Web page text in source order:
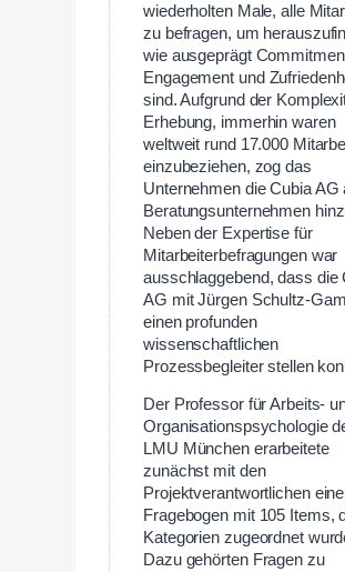
wiederholten Male, alle
zu befragen, um
wie ausgeprägt
Engagement und
sind. Aufgrund der
Erhebung, immerhin waren
weltweit rund 17.000
einzubeziehen, zog das
Unternehmen die Cubia AG
Beratungsunternehmen
Neben der Expertise für
Mitarbeiterbefragungen war
ausschlaggebend, dass die
AG mit Jürgen Schultz-
einen profunden
wissenschaftlichen
Prozessbegleiter stellen
Der Professor für Arbeits-
Organisationspsychologie
LMU München erarbeitete
zunächst mit den
Projektverantwortlichen
Fragebogen mit 105 Items,
Kategorien zugeordnet
Dazu gehörten Fragen zu